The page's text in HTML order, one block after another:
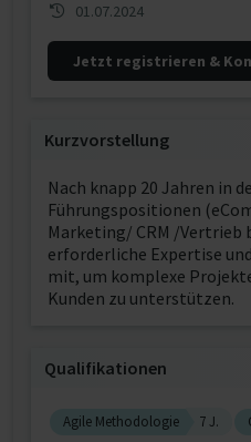
01.07.2024
Jetzt registrieren &
Kurzvorstellung
Nach knapp 20 Jahren in
Führungspositionen
Marketing/ CRM /Vertrieb
erforderliche Expertise
mit, um komplexe
Kunden zu unterstützen.
Qualifikationen
Agile Methodologie 7 J.